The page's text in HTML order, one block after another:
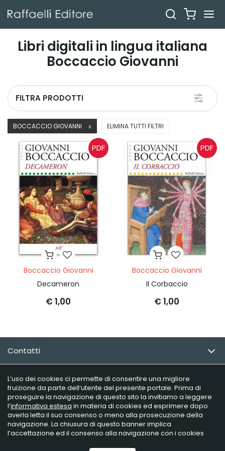
Libri digitali in lingua italiana
Boccaccio Giovanni
Toggle
FILTRA PRODOTTI
BOCCACCIO GIOVANNI X ELIMINA TUTTI FILTRI
PDF
Boccaccio Giovanni
Decameron
€ 1,00
PDF
Boccaccio Giovanni
Il Corbaccio
€ 1,00
Contatti
Email Newsletter
Info utili
Raffaelli Editore - P.iva 02181230406
L’uso dei cookies ci permette di consentire una migliore
fruizione da parte dell’utente del presente portale. Prima di
proseguire la navigazione di questo sito la invitiamo a leggere
l’informativa estesa in materia di cookies ed esprimere dopo
averla letta il suo consenso o meno alla prosecuzione della
navigazione. La chiusura di questo banner implica
l’accettazione ed il consenso alla navigazione con i cookies